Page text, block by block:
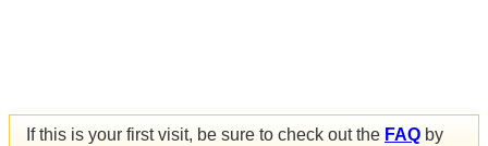
If this is your first visit, be sure to check out the FAQ by